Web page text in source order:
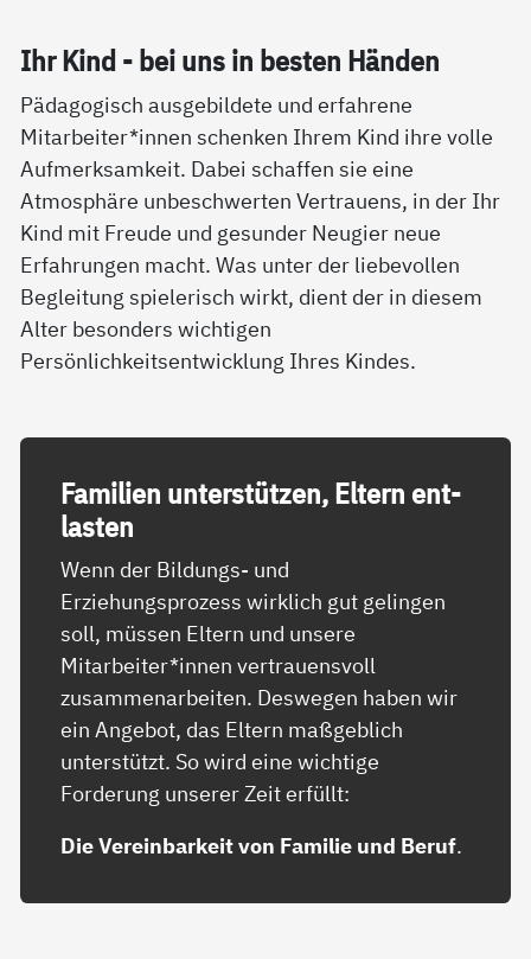
Ihr Kind - bei uns in bes­ten Hän­den
Pädagogisch ausgebildete und erfahrene
Mitarbeiter*innen schenken Ihrem Kind ihre volle
Aufmerksamkeit. Dabei schaffen sie eine
Atmosphäre unbeschwerten Vertrauens, in der Ihr
Kind mit Freude und gesunder Neugier neue
Erfahrungen macht. Was unter der liebevollen
Begleitung spielerisch wirkt, dient der in diesem
Alter besonders wichtigen
Persönlichkeitsentwicklung Ihres Kindes.
Fa­mi­li­en un­ter­stüt­zen, El­tern ent­
las­ten
Wenn der Bildungs- und
Erziehungsprozess wirklich gut gelingen
soll, müssen Eltern und unsere
Mitarbeiter*innen vertrauensvoll
zusammenarbeiten. Deswegen haben wir
ein Angebot, das Eltern maßgeblich
unterstützt. So wird eine wichtige
Forderung unserer Zeit erfüllt:
Die Vereinbarkeit von Familie und Beruf.